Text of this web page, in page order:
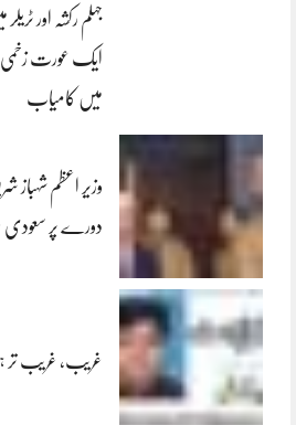
جہلم رکشہ اور
ایک عورت زخمی
میں کامیاب
وزیر اعظم شہباز
دورے پر سعودی
غریب، غریب تر